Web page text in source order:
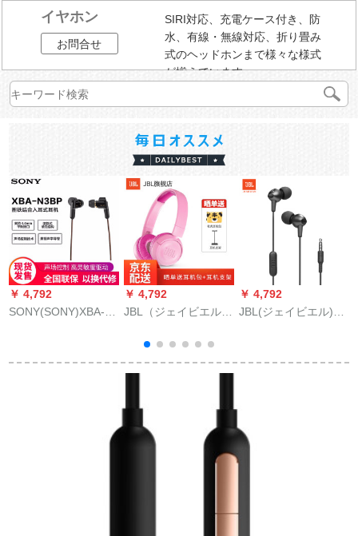
イヤホン
お問合せ
SIRI対応、充電ケース付き、防
水、有線・無線対応、折り畳み
式のヘッドホンまで様々な様式
が揃えています。
￥ 4,792
SONY(SONY)XBA-N
￥ 4,792
JBL（ジェイビエル）
（12504）グリンド
子供用無線
￥ 4,792
JBL(ジェイビエル)C
话ステレオ音乐yaホ